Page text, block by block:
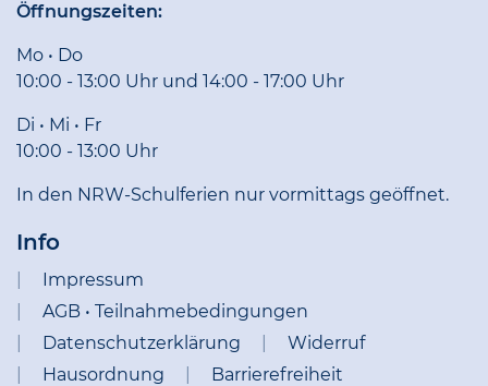
Öffnungszeiten:
Mo • Do
10:00 - 13:00 Uhr und 14:00 - 17:00 Uhr
Di • Mi • Fr
10:00 - 13:00 Uhr
In den NRW-Schulferien nur vormittags geöffnet.
Info
Impressum
AGB • Teilnahmebedingungen
Datenschutzerklärung
Widerruf
Hausordnung
Barrierefreiheit